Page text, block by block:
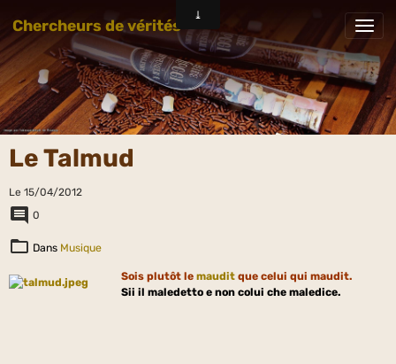
Chercheurs de vérités
Le Talmud
Le 15/04/2012
0
Dans Musique
Sois plutôt le maudit que celui qui maudit.
Sii il maledetto e non colui che maledice.